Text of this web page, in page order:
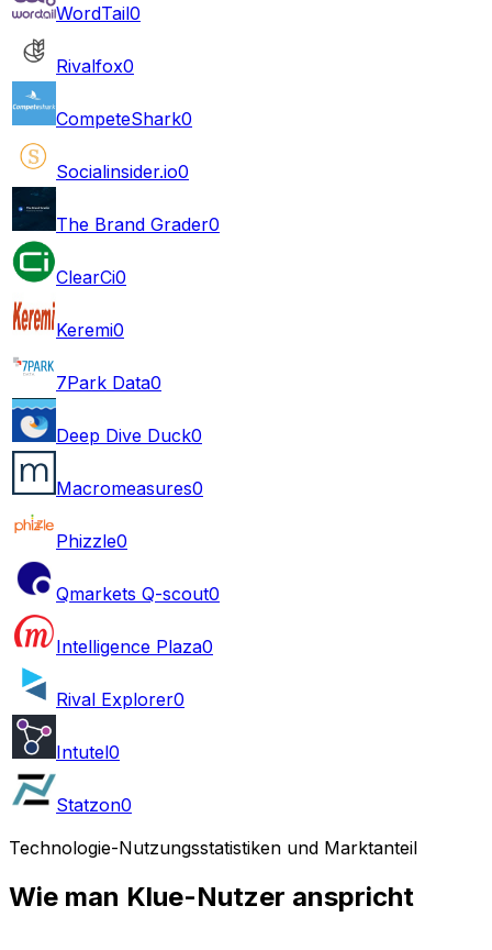
WordTail0
Rivalfox0
CompeteShark0
Socialinsider.io0
The Brand Grader0
ClearCi0
Keremi0
7Park Data0
Deep Dive Duck0
Macromeasures0
Phizzle0
Qmarkets Q-scout0
Intelligence Plaza0
Rival Explorer0
Intutel0
Statzon0
Technologie-Nutzungsstatistiken und Marktanteil
Wie man Klue-Nutzer anspricht